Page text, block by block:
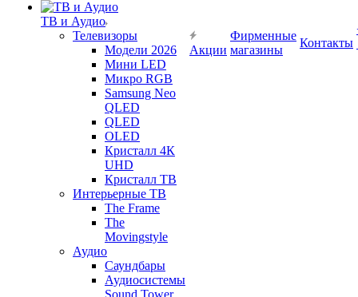
ТВ и Аудио
Телевизоры
Модели 2026
Мини LED
Микро RGB
Samsung Neo
QLED
QLED
OLED
Кристалл 4К
UHD
Кристалл ТВ
Интерьерные ТВ
The Frame
The
Movingstyle
Аудио
Саундбары
Аудиосистемы
Sound Tower
Акции
Фирменные
магазины
Контакты